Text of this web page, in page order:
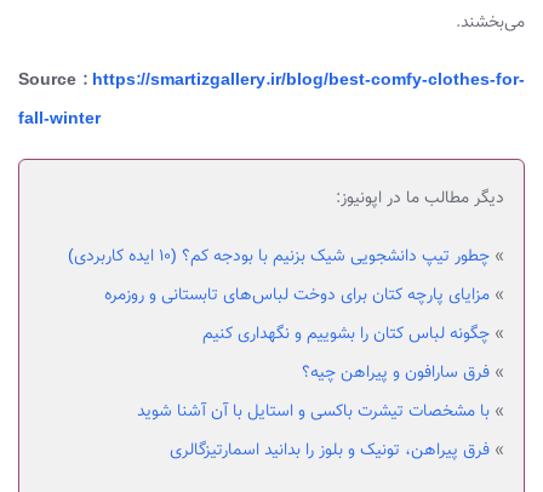
می‌بخشند.
Source : https://smartizgallery.ir/blog/best-comfy-clothes-for-
fall-winter
دیگر مطالب ما در اپونیوز:
» چطور تیپ دانشجویی شیک بزنیم با بودجه کم؟ (۱۰ ایده کاربردی)
» مزایای پارچه کتان برای دوخت لباس‌های تابستانی و روزمره
» چگونه لباس کتان را بشوییم و نگهداری کنیم
» فرق سارافون و پیراهن چیه؟
» با مشخصات تیشرت باکسی و استایل با آن آشنا شوید
» فرق پیراهن، تونیک و بلوز را بدانید اسمارتیزگالری